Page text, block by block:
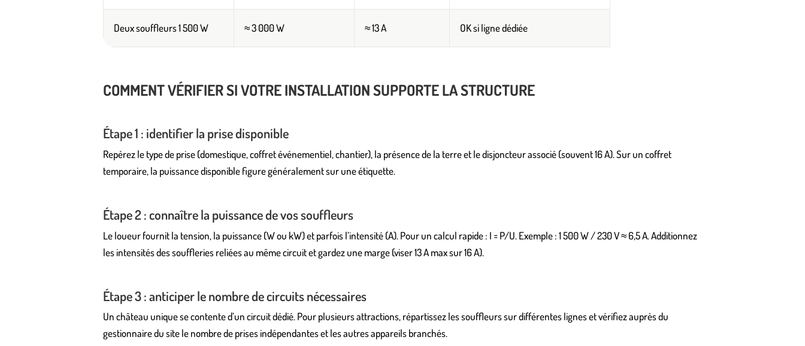
Deux souffleurs 1 500 W ≈ 3 000 W ≈ 13 A OK si ligne dédiée
COMMENT VÉRIFIER SI VOTRE INSTALLATION SUPPORTE LA STRUCTURE
Étape 1 : identifier la prise disponible
Repérez le type de prise (domestique, coffret événementiel, chantier), la présence de la terre et le disjoncteur associé (souvent 16 A). Sur un coffret
temporaire, la puissance disponible figure généralement sur une étiquette.
Étape 2 : connaître la puissance de vos souffleurs
Le loueur fournit la tension, la puissance (W ou kW) et parfois l’intensité (A). Pour un calcul rapide : I = P/U. Exemple : 1 500 W / 230 V ≈ 6,5 A. Additionnez
les intensités des souffleries reliées au même circuit et gardez une marge (viser 13 A max sur 16 A).
Étape 3 : anticiper le nombre de circuits nécessaires
Un château unique se contente d’un circuit dédié. Pour plusieurs attractions, répartissez les souffleurs sur différentes lignes et vérifiez auprès du
gestionnaire du site le nombre de prises indépendantes et les autres appareils branchés.